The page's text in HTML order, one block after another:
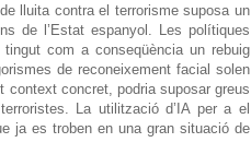
lluita contra el terrorisme suposa un
de l’Estat espanyol. Les polítiques
com a conseqüència un rebuig
de reconeixement facial solen
concret, podria suposar greus
La utilització d’IA per a el
ja es troben en una gran situació de